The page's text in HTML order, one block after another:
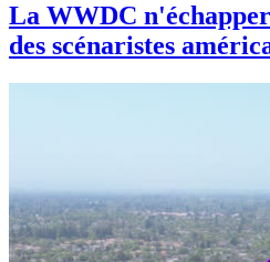
La WWDC
des scénaristes